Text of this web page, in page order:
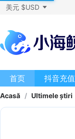
美元 $USD
首页 抖音充值
Acasă / Ultimele știri